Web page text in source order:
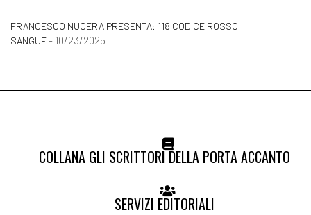
FRANCESCO NUCERA PRESENTA: 118 CODICE ROSSO
SANGUE- 10/23/2025
COLLANA GLI SCRITTORI DELLA PORTA ACCANTO
SERVIZI EDITORIALI